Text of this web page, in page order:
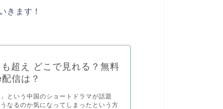
きます！
超え どこで見れる？無料
信は？
という中国のショートドラマが話題
なるのか気になってしまったという方